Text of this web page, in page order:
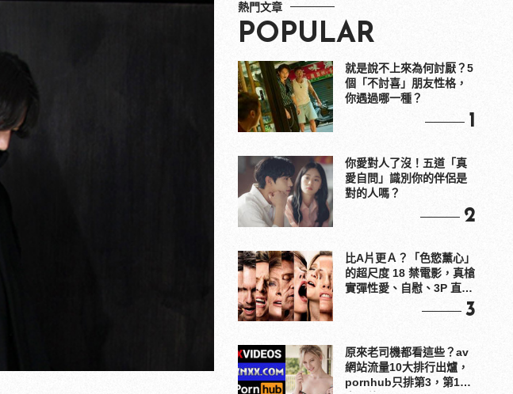
熱門文章
POPULAR
就是說不上來為何討厭？5
個「不討喜」朋友性格，
你遇過哪一種？
1
你愛對人了沒！五道「真
愛自問」識別你的伴侶是
對的人嗎？
2
比A片更Ａ？「色慾薰心」
的超尺度 18 禁電影，真槍
實彈性愛、自慰、3P 直接
3
原來老司機都看這些？av
網站流量10大排行出爐，
pornhub只排第3，第1名